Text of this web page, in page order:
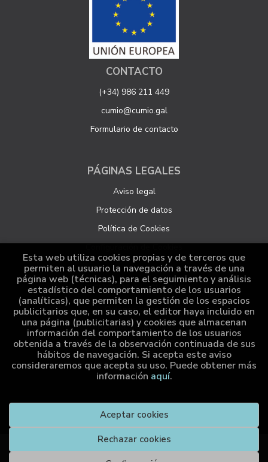
CONTACTO
(+34) 986 211 449
cumio@cumio.gal
Formulario de contacto
PÁGINAS LEGALES
Aviso legal
Protección de datos
Política de Cookies
ATENCIÓN AL CLIENTE
Quiénes somos
Pedidos especiales
Distribución
Cumio Editora
. Todos los Derechos Reservados |
Grupo Trevenque
Esta web utiliza cookies propias y de terceros que
permiten al usuario la navegación a través de una
página web (técnicas), para el seguimiento y análisis
estadístico del comportamiento de los usuarios
(analíticas), que permiten la gestión de los espacios
publicitarios que, en su caso, el editor haya incluido en
una página (publicitarias) y cookies que almacenan
información del comportamiento de los usuarios
obtenida a través de la observación continuada de sus
hábitos de navegación. Si acepta este aviso
consideraremos que acepta su uso. Puede obtener más
información aquí.
Rechazar cookies
Aceptar cookies